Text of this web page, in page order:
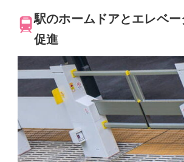
駅のホームドアとエレベ
促進